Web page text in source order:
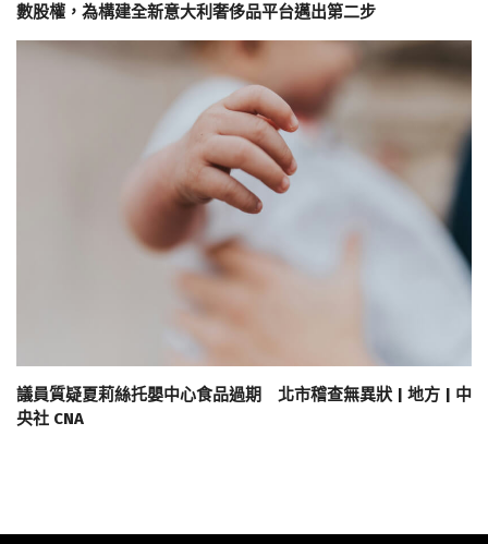
數股權，為構建全新意大利奢侈品平台邁出第二步
議員質疑夏莉絲托嬰中心食品過期 北市稽查無異狀 | 地方 | 中
央社 CNA